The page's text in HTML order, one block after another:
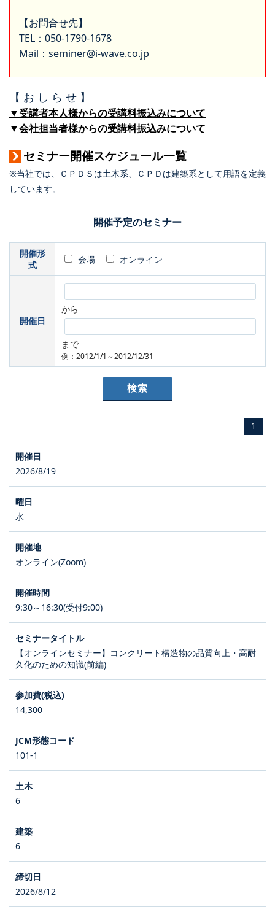
【お問合せ先】
TEL：050-1790-1678
Mail：seminer@i-wave.co.jp
【 お し ら せ 】
▼受講者本人様からの受講料振込みについて
▼会社担当者様からの受講料振込みについて
セミナー開催スケジュール一覧
※当社では、ＣＰＤＳは土木系、ＣＰＤは建築系として用語を定義
しています。
開催予定のセミナー
開催形
式
会場 オンライン
開催日
から
まで
例：2012/1/1～2012/12/31
1
2026/8/19
水
オンライン(Zoom)
9:30～16:30(受付9:00)
【オンラインセミナー】コンクリート構造物の品質向上・高耐
久化のための知識(前編)
14,300
101-1
6
6
2026/8/12